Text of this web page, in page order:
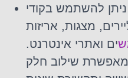
ניתן להשתמש בקודי QR במסגרות שונות,
מצגות, אריזות
ים ואתרי אינטרנט.
מאפשרת שילוב חלק